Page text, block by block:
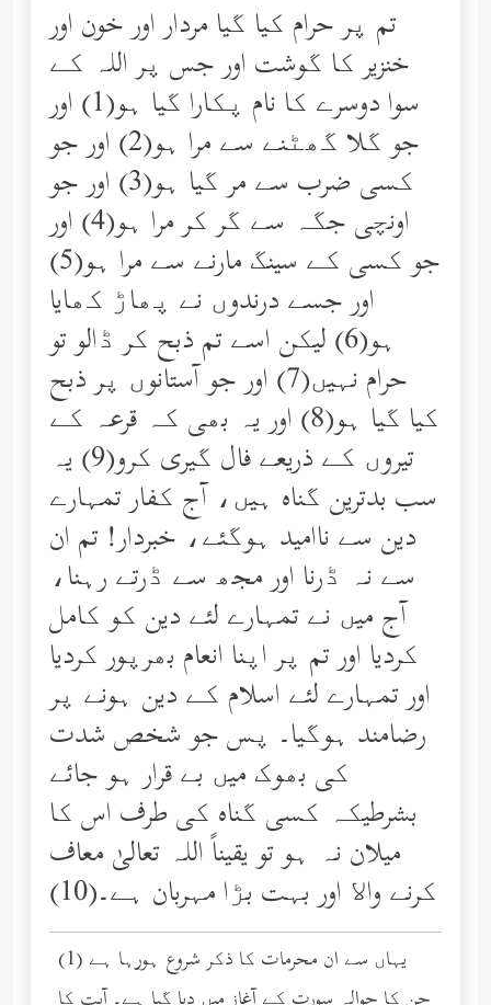
تم پر حرام کیا گیا مردار اور خون اور
خنزیر کا گوشت اور جس پر اللہ کے
سوا دوسرے کا نام پکارا گیا ہو(1) اور
جو گلا گھٹنے سے مرا ہو(2) اور جو
کسی ضرب سے مر گیا ہو(3) اور جو
اونچی جگہ سے گر کر مرا ہو(4) اور
جو کسی کے سینگ مارنے سے مرا ہو(5)
اور جسے درندوں نے پھاڑ کھایا
ہو(6) لیکن اسے تم ذبح کر ڈالو تو
حرام نہیں(7) اور جو آستانوں پر ذبح
کیا گیا ہو(8) اور یہ بھی کہ قرعہ کے
تیروں کے ذریعے فال گیری کرو(9) یہ
سب بدترین گناه ہیں، آج کفار تمہارے
دین سے ناامید ہوگئے، خبردار! تم ان
سے نہ ڈرنا اور مجھ سے ڈرتے رہنا،
آج میں نے تمہارے لئے دین کو کامل
کردیا اور تم پر اپنا انعام بھرپور کردیا
اور تمہارے لئے اسلام کے دین ہونے پر
رضامند ہوگیا۔ پس جو شخص شدت
کی بھوک میں بے قرار ہو جائے
بشرطیکہ کسی گناه کی طرف اس کا
میلان نہ ہو تو یقیناً اللہ تعالیٰ معاف
کرنے واﻻ اور بہت بڑا مہربان ہے۔(10)
(1) یہاں سے ان محرمات کا ذکر شروع ہورہا ہے